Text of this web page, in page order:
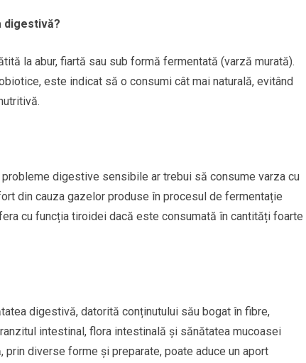
digestivă?
la abur, fiartă sau sub formă fermentată (varză murată).
este indicat să o consumi cât mai naturală, evitând
digestive sensibile ar trebui să consume varza cu
din cauza gazelor produse în procesul de fermentație
cu funcția tiroidei dacă este consumată în cantități foarte
digestivă, datorită conținutului său bogat în fibre,
intestinal, flora intestinală și sănătatea mucoasei
diverse forme și preparate, poate aduce un aport